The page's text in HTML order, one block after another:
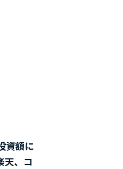
資額に
天、コ